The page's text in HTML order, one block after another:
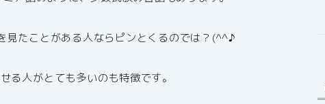
見たことがある人ならピンとくるのでは？(^^♪
る人がとても多いのも特徴です。